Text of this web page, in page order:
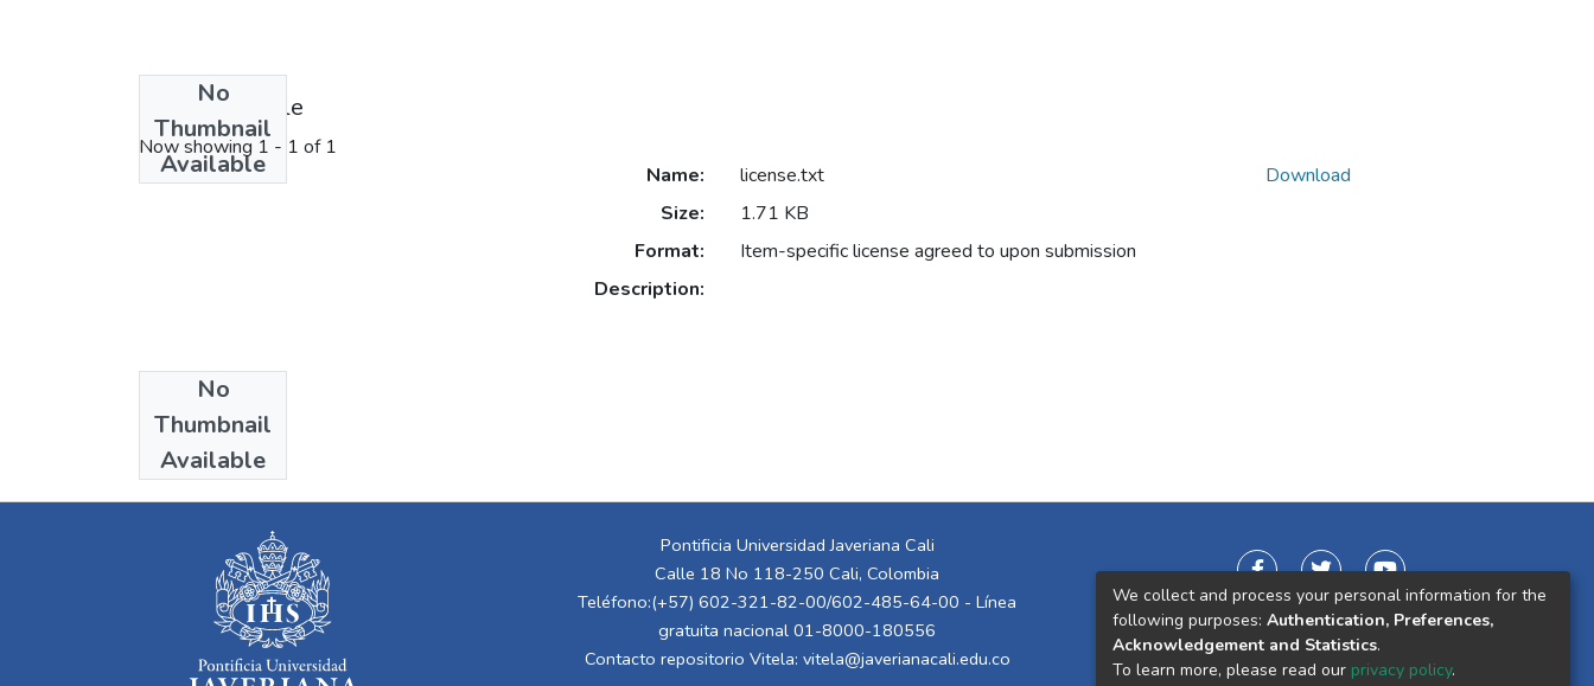
No
Thumbnail
Available
License bundle
Now showing 1 - 1 of 1
No
Thumbnail
Available
Name:
license.txt
Size:
1.71 KB
Format:
Item-specific license agreed to upon submission
Description:
Download
Collections
Ciencia Política
Pontificia Universidad Javeriana Cali
Calle 18 No 118-250 Cali, Colombia
Teléfono:(+57) 602-321-82-00/602-485-64-00 - Línea
gratuita nacional 01-8000-180556
Contacto repositorio Vitela: vitela@javerianacali.edu.co
We collect and process your personal information for the
following purposes: Authentication, Preferences,
Acknowledgement and Statistics.
To learn more, please read our privacy policy.